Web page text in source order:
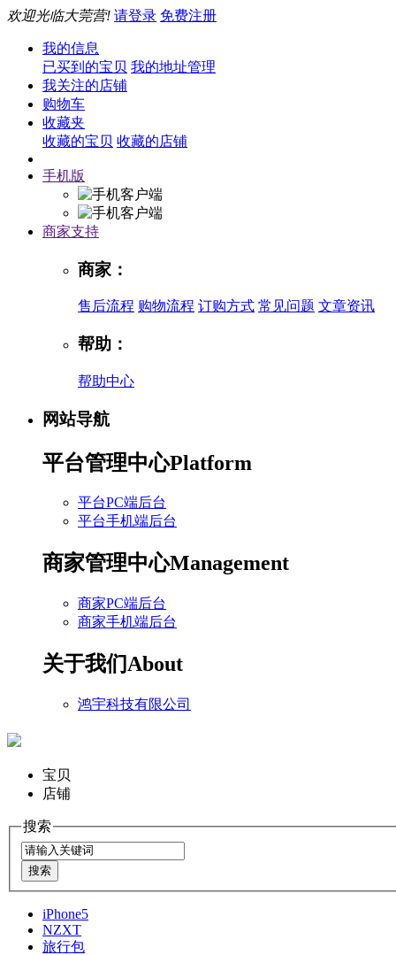
欢迎光临大莞营! 请登录 免费注册
我的信息
已买到的宝贝 我的地址管理
我关注的店铺
购物车
收藏夹
收藏的宝贝 收藏的店铺
手机版
商家支持
商家：
售后流程 购物流程 订购方式 常见问题 文章资讯
帮助：
帮助中心
网站导航
平台管理中心Platform
平台PC端后台
平台手机端后台
商家管理中心Management
商家PC端后台
商家手机端后台
关于我们About
鸿宇科技有限公司
宝贝
店铺
搜索
iPhone5
NZXT
旅行包